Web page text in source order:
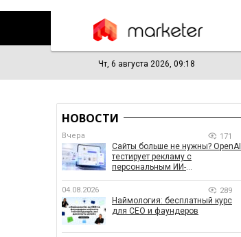
Чт, 6 августа 2026, 09:18
НОВОСТИ
Вчера 171
Сайты больше не нужны? OpenAI
тестирует рекламу с
персональным ИИ-
04.08.2026 289
Наймология: бесплатный курс
для CEO и фаундеров